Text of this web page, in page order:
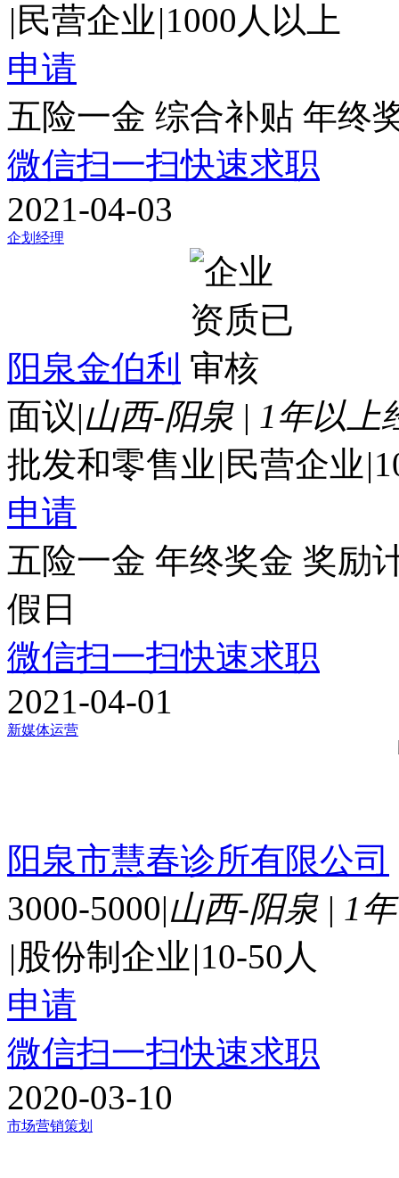
| 民营企业|1000人以上
申请
五险一金 综合补贴 年终
微信扫一扫快速求职
2021-04-03
企划经理
阳泉金伯利
面议|山西-阳泉 | 1年以上
批发和零售业| 民营企业|
申请
五险一金 年终奖金 奖励
假日
微信扫一扫快速求职
2021-04-01
新媒体运营
阳泉市慧春诊所有限公司
3000-5000|山西-阳泉 | 1
|股份制企业|10-50人
申请
微信扫一扫快速求职
2020-03-10
市场营销策划